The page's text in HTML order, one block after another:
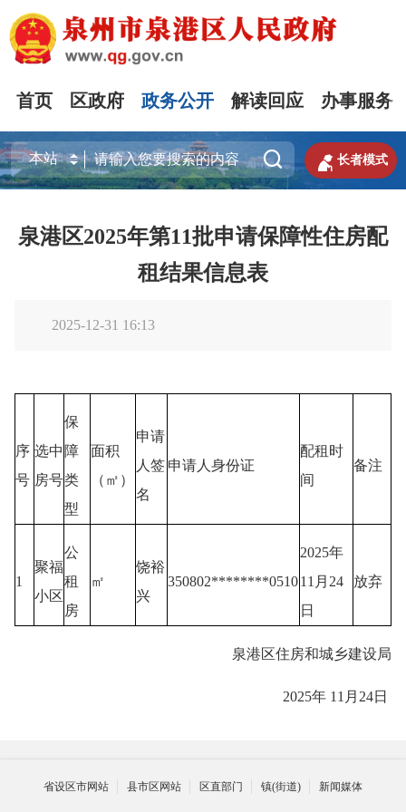
首页 区政府 政务公开 解读回应 办事服务
  长者模式
泉港区2025年第11批申请保障性住房配
租结果信息表
2025-12-31 16:13
序
号
选中
房号
保
障
类
型
面积
（㎡）
申请
人签
名
申请人身份证
配租时
间
备注
1
聚福
小区
公
租
房
㎡
饶裕
兴
350802********0510
2025年
11月24
日
放弃
泉港区住房和城乡建设局
2025年 11月24日
省设区市网站 县市区网站 区直部门 镇(街道) 新闻媒体